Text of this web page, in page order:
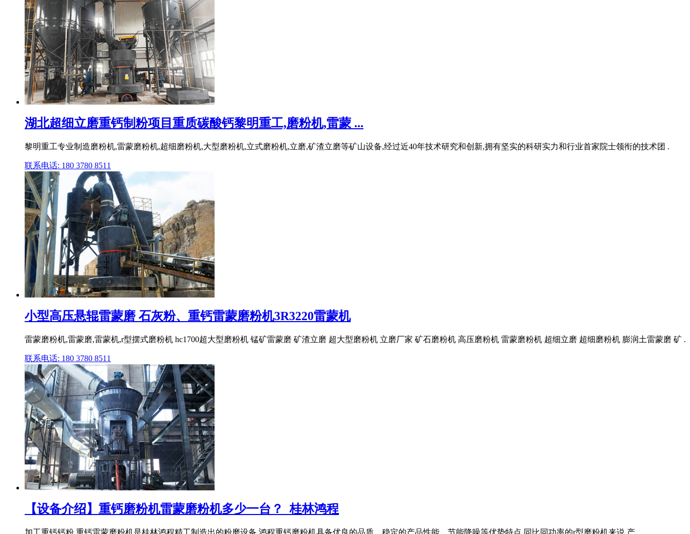
湖北超细立磨重钙制粉项目重质碳酸钙黎明重工,磨粉机,雷蒙 ...
黎明重工专业制造磨粉机,雷蒙磨粉机,超细磨粉机,大型磨粉机,立式磨粉机,立磨,矿渣立磨等矿山设备,经过近40年技术研究和创新,拥有坚实的科研实力和行业首家院士领衔的技术团 .
联系电话: 180 3780 8511
小型高压悬辊雷蒙磨 石灰粉、重钙雷蒙磨粉机3R3220雷蒙机
雷蒙磨粉机,雷蒙磨,雷蒙机,r型摆式磨粉机 hc1700超大型磨粉机 锰矿雷蒙磨 矿渣立磨 超大型磨粉机 立磨厂家 矿石磨粉机 高压磨粉机 雷蒙磨粉机 超细立磨 超细磨粉机 膨润土雷蒙磨 矿 .
联系电话: 180 3780 8511
【设备介绍】重钙磨粉机雷蒙磨粉机多少一台？_桂林鸿程
加工重钙钙粉,重钙雷蒙磨粉机是桂林鸿程精工制造出的粉磨设备,鸿程重钙磨粉机具备优良的品质、稳定的产品性能、节能降噪等优势特点,同比同功率的r型磨粉机来说,产 .